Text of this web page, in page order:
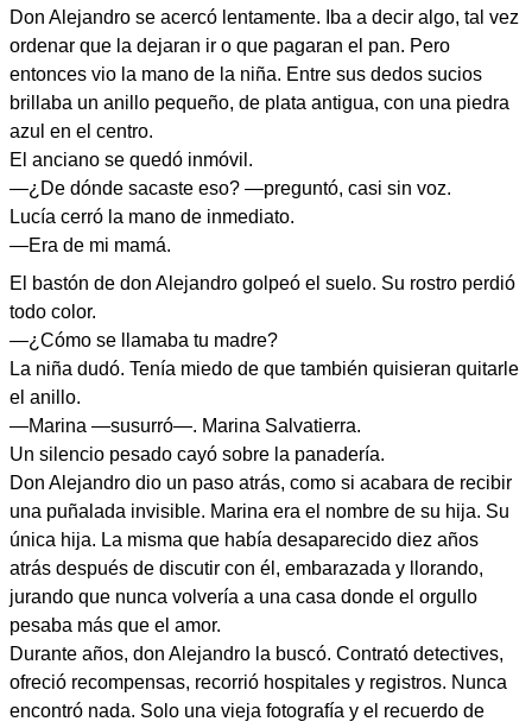
Don Alejandro se acercó lentamente. Iba a decir algo, tal vez
ordenar que la dejaran ir o que pagaran el pan. Pero
entonces vio la mano de la niña. Entre sus dedos sucios
brillaba un anillo pequeño, de plata antigua, con una piedra
azul en el centro.
El anciano se quedó inmóvil.
—¿De dónde sacaste eso? —preguntó, casi sin voz.
Lucía cerró la mano de inmediato.
—Era de mi mamá.
El bastón de don Alejandro golpeó el suelo. Su rostro perdió
todo color.
—¿Cómo se llamaba tu madre?
La niña dudó. Tenía miedo de que también quisieran quitarle
el anillo.
—Marina —susurró—. Marina Salvatierra.
Un silencio pesado cayó sobre la panadería.
Don Alejandro dio un paso atrás, como si acabara de recibir
una puñalada invisible. Marina era el nombre de su hija. Su
única hija. La misma que había desaparecido diez años
atrás después de discutir con él, embarazada y llorando,
jurando que nunca volvería a una casa donde el orgullo
pesaba más que el amor.
Durante años, don Alejandro la buscó. Contrató detectives,
ofreció recompensas, recorrió hospitales y registros. Nunca
encontró nada. Solo una vieja fotografía y el recuerdo de